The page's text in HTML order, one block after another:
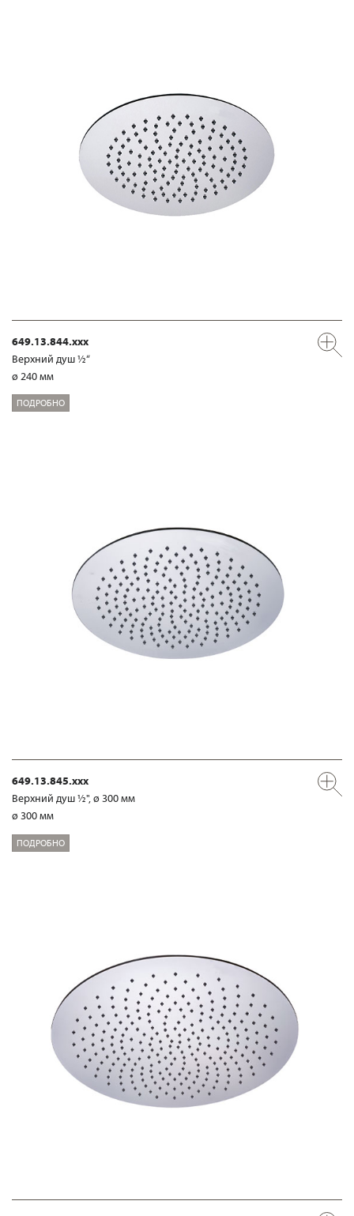
649.13.844.xxx
Верхний душ ½“
ø 240 мм
ПОДРОБНО
649.13.845.xxx
Верхний душ ½", ø 300 мм
ø 300 мм
ПОДРОБНО